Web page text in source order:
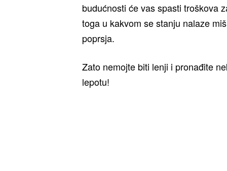
budućnosti će vas spasti troškova
toga u kakvom se stanju nalaze
poprsja.
Zato nemojte biti lenji i pronađite
lepotu!